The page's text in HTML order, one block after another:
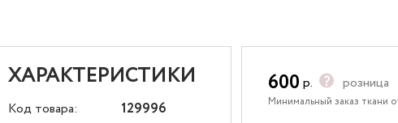
ХАРАКТЕРИСТИКИ
Код товара:
129996
600 р. розница
Минимальный заказ ткани